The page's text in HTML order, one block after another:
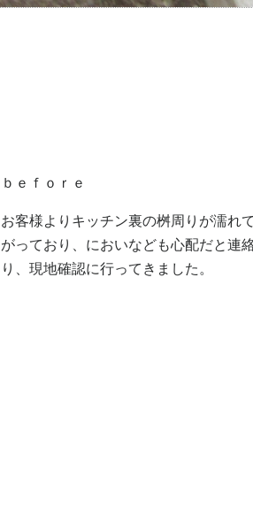
ｂｅｆｏｒｅ
お客様よりキッチン裏の桝周りが濡れ
がっており、においなども心配だと連
り、現地確認に行ってきました。